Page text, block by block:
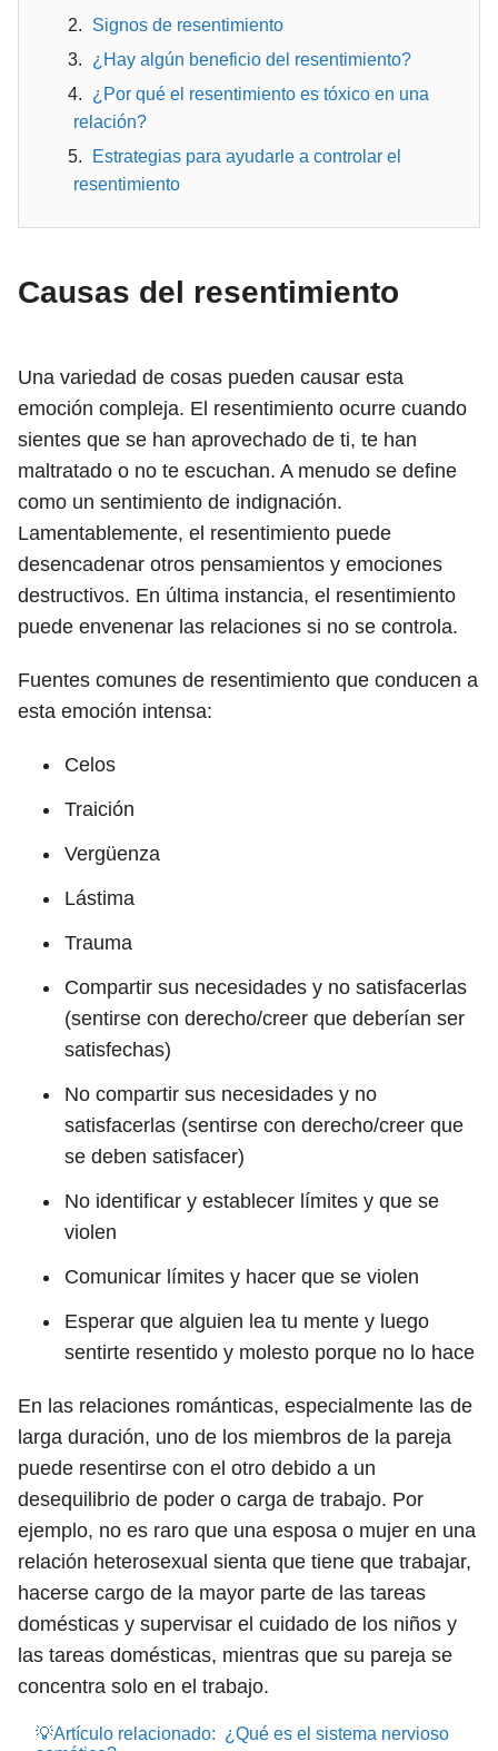
Signos de resentimiento
¿Hay algún beneficio del resentimiento?
¿Por qué el resentimiento es tóxico en una
relación?
Estrategias para ayudarle a controlar el
resentimiento
Causas del resentimiento
Una variedad de cosas pueden causar esta
emoción compleja. El resentimiento ocurre cuando
sientes que se han aprovechado de ti, te han
maltratado o no te escuchan. A menudo se define
como un sentimiento de indignación.
Lamentablemente, el resentimiento puede
desencadenar otros pensamientos y emociones
destructivos. En última instancia, el resentimiento
puede envenenar las relaciones si no se controla.
Fuentes comunes de resentimiento que conducen a
esta emoción intensa:
Celos
Traición
Vergüenza
Lástima
Trauma
Compartir sus necesidades y no satisfacerlas
(sentirse con derecho/creer que deberían ser
satisfechas)
No compartir sus necesidades y no
satisfacerlas (sentirse con derecho/creer que
se deben satisfacer)
No identificar y establecer límites y que se
violen
Comunicar límites y hacer que se violen
Esperar que alguien lea tu mente y luego
sentirte resentido y molesto porque no lo hace
En las relaciones románticas, especialmente las de
larga duración, uno de los miembros de la pareja
puede resentirse con el otro debido a un
desequilibrio de poder o carga de trabajo. Por
ejemplo, no es raro que una esposa o mujer en una
relación heterosexual sienta que tiene que trabajar,
hacerse cargo de la mayor parte de las tareas
domésticas y supervisar el cuidado de los niños y
las tareas domésticas, mientras que su pareja se
concentra solo en el trabajo.
💡Artículo relacionado: ¿Qué es el sistema nervioso